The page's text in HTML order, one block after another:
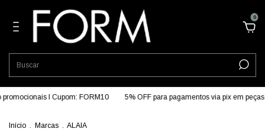
0
I Cupom: FORM10 5% OFF para pagamentos via pix em
Início . Marcas . ALAIA